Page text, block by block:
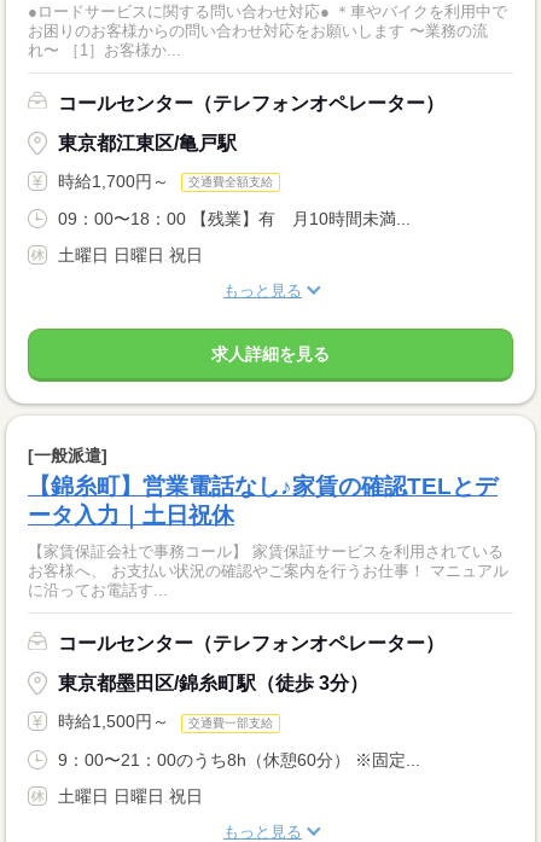
●ロードサービスに関する問い合わせ対応● ＊車やバイクを利用中で
お困りのお客様からの問い合わせ対応をお願いします 〜業務の流
れ〜 ［1］お客様か...
コールセンター（テレフォンオペレーター）
東京都江東区/亀戸駅
時給1,700円～ 交通費全額支給
09：00〜18：00 【残業】有 月10時間未満...
土曜日 日曜日 祝日
もっと見る
求人詳細を見る
[一般派遣]
【錦糸町】営業電話なし♪家賃の確認TELとデ
ータ入力｜土日祝休
【家賃保証会社で事務コール】 家賃保証サービスを利用されている
お客様へ、 お支払い状況の確認やご案内を行うお仕事！ マニュアル
に沿ってお電話す...
コールセンター（テレフォンオペレーター）
東京都墨田区/錦糸町駅（徒歩 3分）
時給1,500円～ 交通費一部支給
9：00〜21：00のうち8h（休憩60分） ※固定...
土曜日 日曜日 祝日
もっと見る